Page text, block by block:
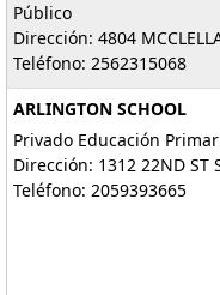
Público
Dirección: 4804
Teléfono: 2562315068
ARLINGTON SCHOOL
Privado Educación
Dirección: 1312 22ND
Teléfono: 2059393665